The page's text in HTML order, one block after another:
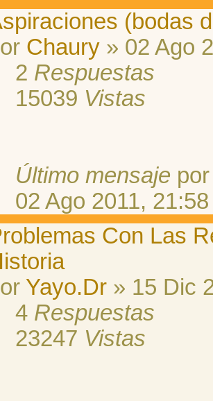
(bodas
Chaury » 02 Ago
2 Respuestas
15039 Vistas
Último mensaje
02 Ago 2011, 21:58
Con Las
Yayo.Dr » 15 Dic
4 Respuestas
23247 Vistas